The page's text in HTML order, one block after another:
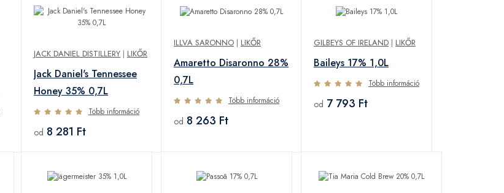
JACK DANIEL DISTILLERY | LIKŐR
Jack Daniel's Tennessee
Honey 35% 0,7L
Több információ
od 8 281 Ft
ILLVA SARONNO | LIKŐR
Amaretto Disaronno 28%
0,7L
Több információ
od 8 263 Ft
GILBEYS OF IRELAND | LIKŐR
Baileys 17% 1,0L
Több információ
od 7 793 Ft